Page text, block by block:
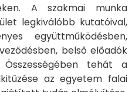
A szakmai munka
legkiválóbb kutatóival,
együttműködésben,
belső előadók
Összességében tehát a
az egyetem falai